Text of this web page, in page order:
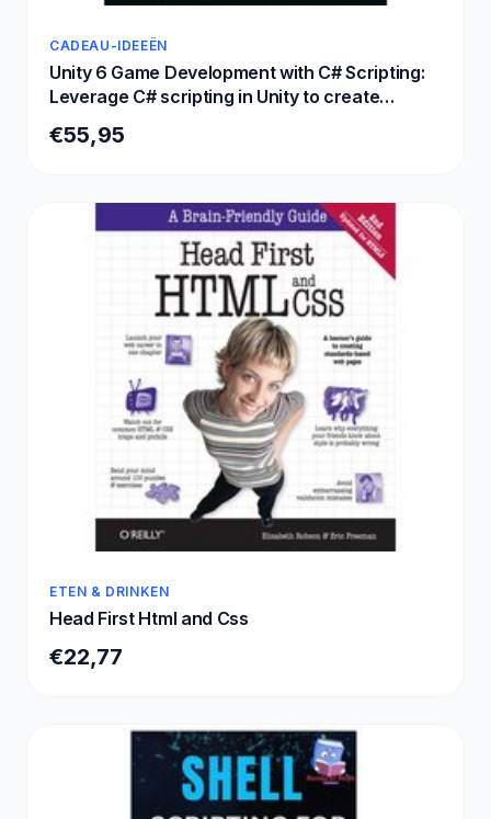
CADEAU-IDEEËN
Unity 6 Game Development with C# Scripting:
Leverage C# scripting in Unity to create
€55,95
ETEN & DRINKEN
Head First Html and Css
€22,77